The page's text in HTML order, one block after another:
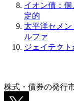
イオン債：
定的
太平洋セメ
ルファ
ジェイテク
株式・債券の発行